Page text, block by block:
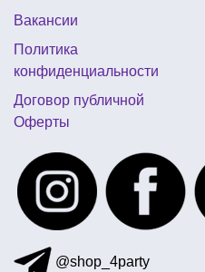
купить крылья ангела
костюмы на хэллоуин для
конфетти для воздушных
фольгированные
вечеринка в стиле кубы
аксессуары для
все для вечеринки на
Вакансии
Политика
конфиденциальности
Договор публичной
Оферты
@shop_4party